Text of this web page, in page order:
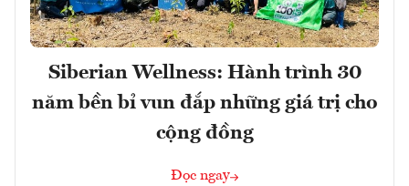
Siberian Wellness: Hành trình 30
năm bền bỉ vun đắp những giá trị cho
cộng đồng
Đọc ngay